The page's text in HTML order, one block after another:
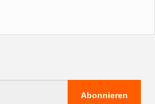
Abonnieren